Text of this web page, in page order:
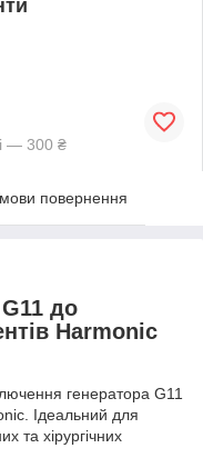
— 300 ₴
повернення
до
Harmonic
генератора G11
Ідеальний для
та хірургічних